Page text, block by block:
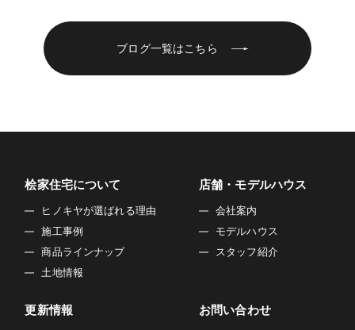
ブログ一覧はこちら
桧家住宅について
ヒノキヤが選ばれる理由
施工事例
商品ラインナップ
土地情報
店舗・モデルハウス
会社案内
モデルハウス
スタッフ紹介
更新情報 お問い合わせ